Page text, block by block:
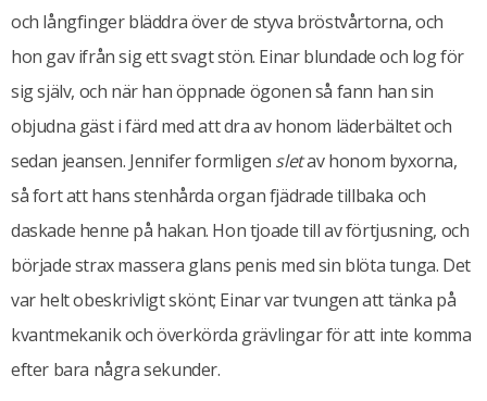
och långfinger bläddra över de styva bröstvårtorna, och
hon gav ifrån sig ett svagt stön. Einar blundade och log för
sig själv, och när han öppnade ögonen så fann han sin
objudna gäst i färd med att dra av honom läderbältet och
sedan jeansen. Jennifer formligen sletav honom byxorna,
så fort att hans stenhårda organ fjädrade tillbaka och
daskade henne på hakan. Hon tjoade till av förtjusning, och
började strax massera glans penis med sin blöta tunga. Det
var helt obeskrivligt skönt; Einar var tvungen att tänka på
kvantmekanik och överkörda grävlingar för att inte komma
efter bara några sekunder.